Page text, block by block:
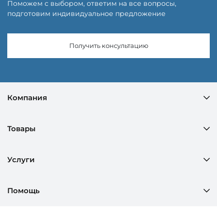
Поможем с выбором, ответим на все вопросы,
подготовим индивидуальное предложение
Получить консультацию
Компания
Товары
Услуги
Помощь